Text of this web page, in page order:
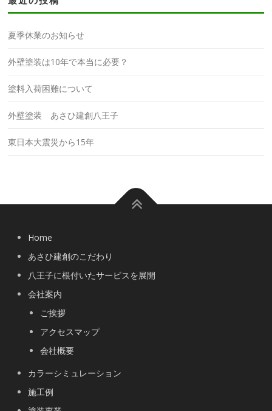
夏季休業のお知らせ
外壁塗装は10年で本当に必要？
塗料入荷困難について
外壁塗装 あさひ建創八王子
東日本大震災から15年
Home
あさひ建創のこだわり
八王子に根付いたサービスを展開
会社案内
ご挨拶
アクセスマップ
会社概要
カラーシミュレーション
施工例